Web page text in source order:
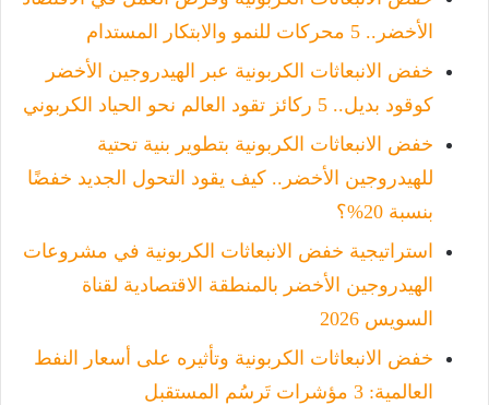
الأخضر.. 5 محركات للنمو والابتكار المستدام
خفض الانبعاثات الكربونية عبر الهيدروجين الأخضر
كوقود بديل.. 5 ركائز تقود العالم نحو الحياد الكربوني
خفض الانبعاثات الكربونية بتطوير بنية تحتية
للهيدروجين الأخضر.. كيف يقود التحول الجديد خفضًا
بنسبة 20%؟
استراتيجية خفض الانبعاثات الكربونية في مشروعات
الهيدروجين الأخضر بالمنطقة الاقتصادية لقناة
السويس 2026
خفض الانبعاثات الكربونية وتأثيره على أسعار النفط
العالمية: 3 مؤشرات تَرسُم المستقبل